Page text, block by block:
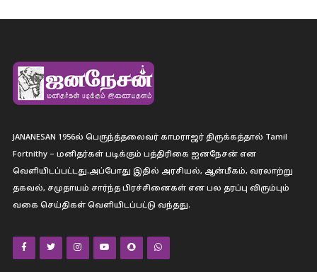
JANANESAN 1956ல் பெருந்த்தலைவர் காமராஜர் திருக்கத்தால் Tamil
Fortnithy – மனிதர்கள் படிக்கும் பத்திரிகை ஐனநேசன் என
வெளியிடப்பட்டது.அப்போது இதில் அரசியல், ஆன்மீகம், வரலாற்று
தகவல், சமுதாயம் சார்ந்த பிரச்சினைகள் என பல தரப்பு விரும்பும்
வகை செய்திகள் வெளியிடப்பட்டு வந்தது.